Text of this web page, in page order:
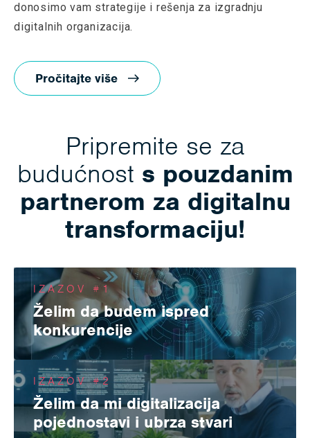
donosimo vam strategije i rešenja za izgradnju
digitalnih organizacija.
Pročitajte više
Pripremite se za
budućnost s pouzdanim
partnerom za digitalnu
transformaciju!
IZAZOV #1
Želim da budem ispred
konkurencije
Naravno! Pravo rešenje je ono koje rešava i tržišne izazove
koji tek dolaze. Implementacijom naših rešenja postižete
konkurentnost na svetskom nivou, a nakon digitalne
transformacije koju sprovodimo postižete agilnost,
fleksibilnost i prilagodljivost dinamičnim tržišnim uslovima i
IZAZOV #2
Želim da mi digitalizacija
pojednostavi i ubrza stvari